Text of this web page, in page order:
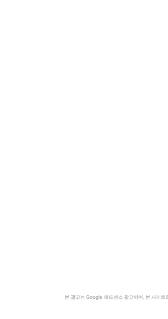
본 광고는 Google 애드센스 광고이며, 본 사이트